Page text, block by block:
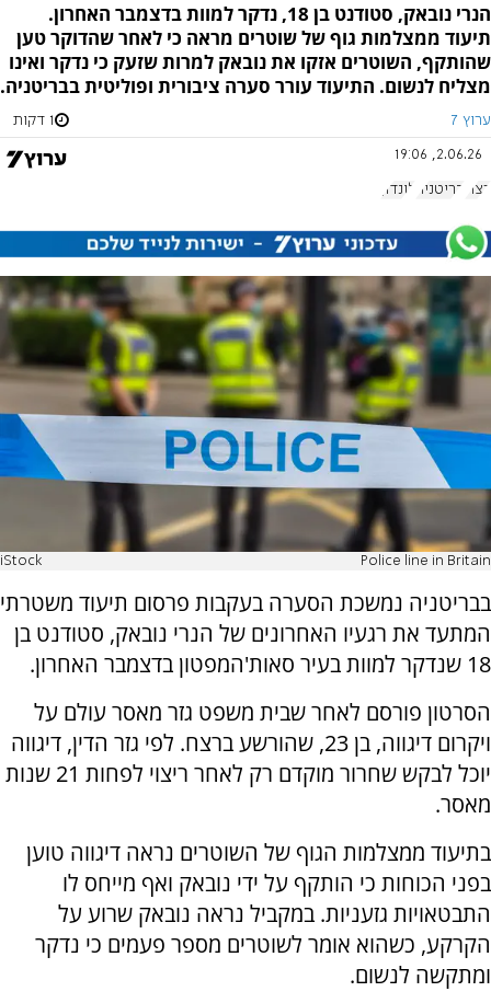
הנרי נובאק, סטודנט בן 18, נדקר למוות בדצמבר האחרון.
תיעוד ממצלמות גוף של שוטרים מראה כי לאחר שהדוקר טען
שהותקף, השוטרים אזקו את נובאק למרות שזעק כי נדקר ואינו
מצליח לנשום. התיעוד עורר סערה ציבורית ופוליטית בבריטניה.
ערוץ 7 1 דקות
2.06.26, 19:06
רצח בריטניה לונדון
Police line in Britain
iStock
בבריטניה נמשכת הסערה בעקבות פרסום תיעוד משטרתי
המתעד את רגעיו האחרונים של הנרי נובאק, סטודנט בן
18 שנדקר למוות בעיר סאות'המפטון בדצמבר האחרון.
הסרטון פורסם לאחר שבית משפט גזר מאסר עולם על
ויקרום דיגווה, בן 23, שהורשע ברצח. לפי גזר הדין, דיגווה
יוכל לבקש שחרור מוקדם רק לאחר ריצוי לפחות 21 שנות
מאסר.
בתיעוד ממצלמות הגוף של השוטרים נראה דיגווה טוען
בפני הכוחות כי הותקף על ידי נובאק ואף מייחס לו
התבטאויות גזעניות. במקביל נראה נובאק שרוע על
הקרקע, כשהוא אומר לשוטרים מספר פעמים כי נדקר
ומתקשה לנשום.